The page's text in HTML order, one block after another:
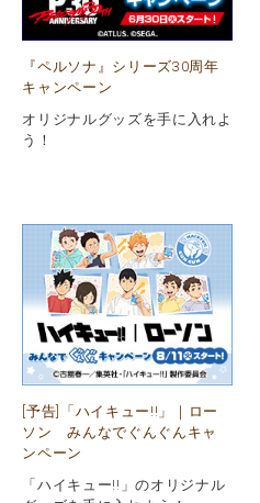
『ペルソナ』シリーズ30周年
キャンペーン
オリジナルグッズを手に入れよ
う！
[予告]「ハイキュー!!」｜ロー
ソン みんなでぐんぐんキャ
ンペーン
「ハイキュー!!」のオリジナル